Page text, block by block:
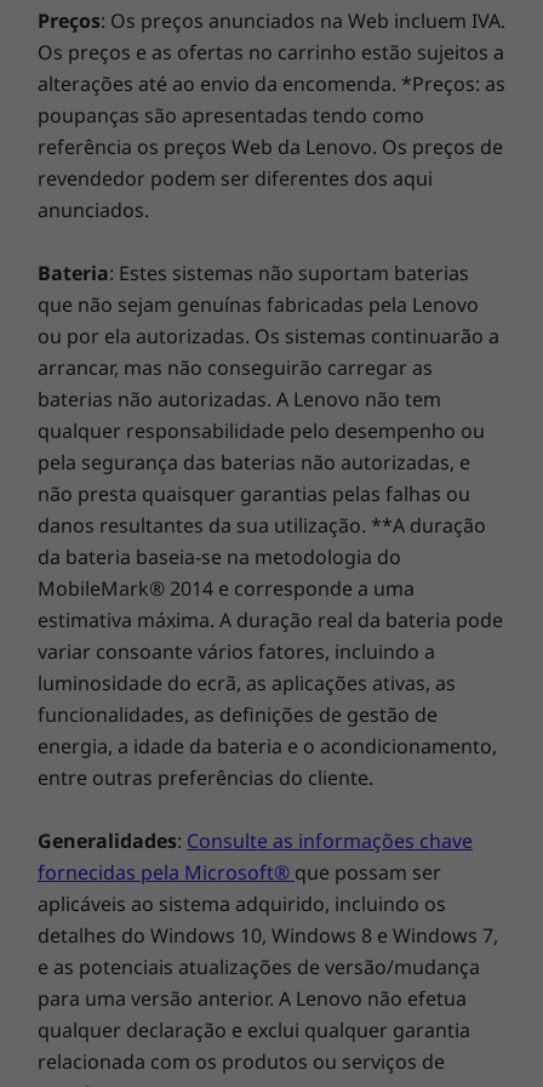
BIOS com autorreparação repõe as
informações críticas para a eventualidade de o
seu dispositivo ser comprometido.
Melhore a capacidade de colaboração
Com a opção de uma câmara híbrida
infravermelhos Full HD, o portátil ThinkBook 16
(6.ª geração) simplifica as videochamadas. Com
imagens intensas e nítidas num ecrã ainda
maior (dado o formato 16:10), sentirá que está
na mesma sala que os seus colegas. Com
cancelamento de ruído baseado em IA e Dolby
Audio™, diga adeus aos ruídos de fundo para
como as ouve. Além disso, quando não quer
que a câmara o veja, a tampa de privacidade
da câmara Web assegura que ninguém o vê.
certificações de regulamentação regionais e da atribuição de espectro.
Suporte de ligação à base
Base USB-C
DESIGN
17,5 mm x 356 mm x 253,5 mm
Peso
A partir de 1,7 kg
Teclado
Tecla inteligente F9 personalizada
Resistente aos derrames
Opcional: Retroiluminação com LED branco
Teclado numérico
Teclas de seta maiores
Painel tátil ampliado: 120 mm x 75 mm
Articulação de 180 graus (modo totalmente aberto)
SUSTENTABILIDADE
Material
Alumínio anodizado na cobertura superior
coberturas do teclado
Certificações/registos
EPEAT®Gold, onde aplicável*
TÜV Rheinland Eyesafe®
TÜV Rheinland Low Blue Light (controlado por
hardware)
adware, o malware e outras ameaças. Liberte o
potencial de uma viagem virtual emocionante!
Preços: Os preços anunciados na Web incluem IVA.
Os preços e as ofertas no carrinho estão sujeitos a
alterações até ao envio da encomenda. *Preços: as
poupanças são apresentadas tendo como
referência os preços Web da Lenovo. Os preços de
revendedor podem ser diferentes dos aqui
anunciados.
Bateria: Estes sistemas não suportam baterias
que não sejam genuínas fabricadas pela Lenovo
ou por ela autorizadas. Os sistemas continuarão a
arrancar, mas não conseguirão carregar as
baterias não autorizadas. A Lenovo não tem
qualquer responsabilidade pelo desempenho ou
pela segurança das baterias não autorizadas, e
não presta quaisquer garantias pelas falhas ou
danos resultantes da sua utilização. **A duração
da bateria baseia-se na metodologia do
MobileMark® 2014 e corresponde a uma
estimativa máxima. A duração real da bateria pode
variar consoante vários fatores, incluindo a
luminosidade do ecrã, as aplicações ativas, as
funcionalidades, as definições de gestão de
energia, a idade da bateria e o acondicionamento,
entre outras preferências do cliente.
Generalidades: Consulte as informações chave
fornecidas pela Microsoft® que possam ser
aplicáveis ao sistema adquirido, incluindo os
detalhes do Windows 10, Windows 8 e Windows 7,
e as potenciais atualizações de versão/mudança
para uma versão anterior. A Lenovo não efetua
qualquer declaração e exclui qualquer garantia
relacionada com os produtos ou serviços de